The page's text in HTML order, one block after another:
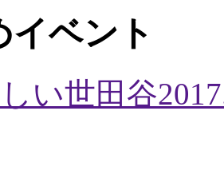
イベント
い世田谷